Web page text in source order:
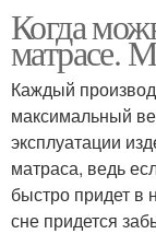
Когда
матрасе.
Каждый
максимальный
эксплуатации
матраса, ведь
быстро придет в
сне придется